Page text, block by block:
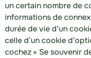
un certain nombre de
informations de
durée de vie d’un
celle d’un cookie
cochez « Se souvenir